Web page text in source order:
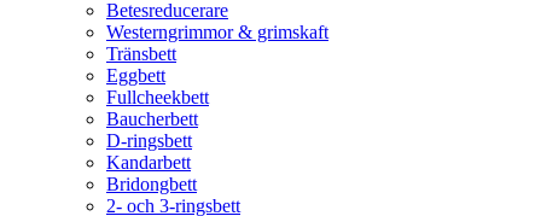
Betesreducerare
Westerngrimmor & grimskaft
Tränsbett
Eggbett
Fullcheekbett
Baucherbett
D-ringsbett
Kandarbett
Bridongbett
2- och 3-ringsbett